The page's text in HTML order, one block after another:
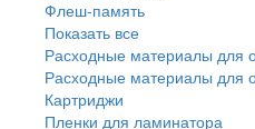
Флеш-память
Показать все
Расходные материалы для
Расходные материалы для
Картриджи
Пленки для ламинатора